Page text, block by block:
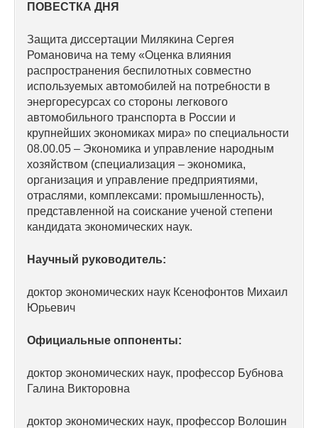
Материалы для СМИ
Публикации
Научная жизнь
Издания
Проблемы прогнозирования
О журнале
Номера журналов
Стандарты оформления
Научные труды
ПОВЕСТКА ДНЯ
Защита диссертации Милякина Сергея
Романовича на тему «Оценка влияния
распространения беспилотных совместно
используемых автомобилей на потребности в
энергоресурсах со стороны легкового
автомобильного транспорта в России и
крупнейших экономиках мира» по специальности
08.00.05 – Экономика и управление народным
хозяйством (специализация – экономика,
организация и управление предприятиями,
отраслями, комплексами: промышленность),
представленной на соискание ученой степени
кандидата экономических наук.
Научный руководитель:
доктор экономических наук Ксенофонтов Михаил
Юрьевич
Официальные оппоненты:
доктор экономических наук, профессор Бубнова
Галина Викторовна
доктор экономических наук, профессор Волошин